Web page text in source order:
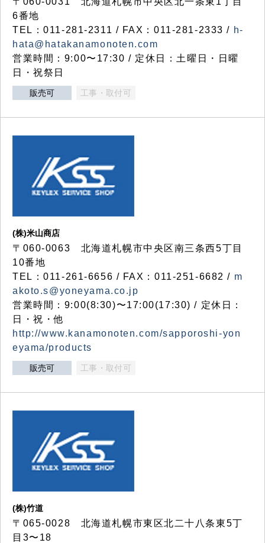
6番地
TEL：011-281-2311 / FAX：011-281-2333 / h-
hata@hatakanamonoten.com
営業時間：9:00〜17:30 / 定休日：土曜日・日曜
日・祝祭日
販売可 工事・取付可
(株)米山商店
〒060-0063 北海道札幌市中央区南三条西5丁目
10番地
TEL：011-261-6656 / FAX：011-251-6682 / m
akoto.s@yoneyama.co.jp
営業時間：9:00(8:30)〜17:00(17:30) / 定休日：
日・祝・他
http://www.kanamonoten.com/sapporoshi-yon
eyama/products
販売可 工事・取付可
(株)竹道
〒065-0028 北海道札幌市東区北二十八条東5丁
目3〜18